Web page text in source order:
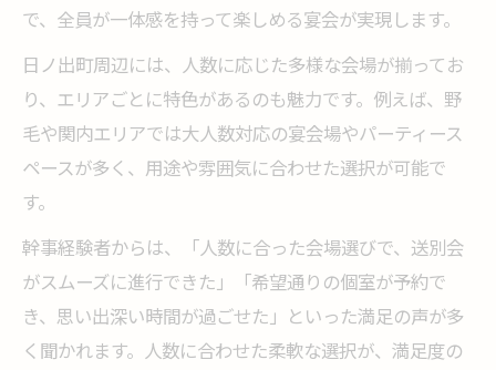
で、全員が一体感を持って楽しめる宴会が実現します。
日ノ出町周辺には、人数に応じた多様な会場が揃ってお
り、エリアごとに特色があるのも魅力です。例えば、野
毛や関内エリアでは大人数対応の宴会場やパーティース
ペースが多く、用途や雰囲気に合わせた選択が可能で
す。
幹事経験者からは、「人数に合った会場選びで、送別会
がスムーズに進行できた」「希望通りの個室が予約で
き、思い出深い時間が過ごせた」といった満足の声が多
く聞かれます。人数に合わせた柔軟な選択が、満足度の